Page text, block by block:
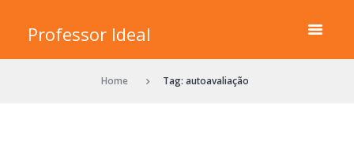
Professor Ideal
Home Tag: autoavaliação